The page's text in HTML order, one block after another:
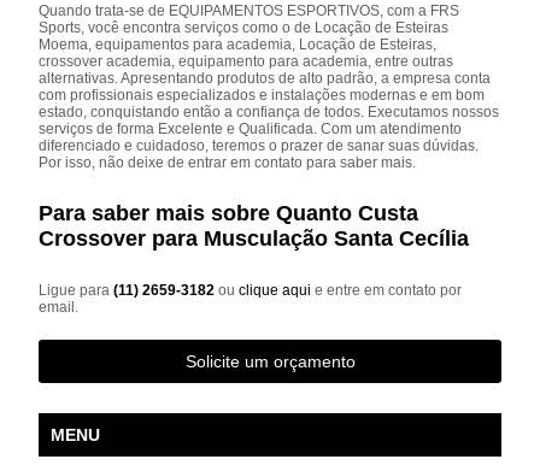
Quando trata-se de EQUIPAMENTOS ESPORTIVOS, com a FRS
Sports, você encontra serviços como o de Locação de Esteiras
Moema, equipamentos para academia, Locação de Esteiras,
crossover academia, equipamento para academia, entre outras
alternativas. Apresentando produtos de alto padrão, a empresa conta
com profissionais especializados e instalações modernas e em bom
estado, conquistando então a confiança de todos. Executamos nossos
serviços de forma Excelente e Qualificada. Com um atendimento
diferenciado e cuidadoso, teremos o prazer de sanar suas dúvidas.
Por isso, não deixe de entrar em contato para saber mais.
Para saber mais sobre Quanto Custa
Crossover para Musculação Santa Cecília
Ligue para(11) 2659-3182ouclique aqui e entre em contato por
email.
Solicite um orçamento
MENU